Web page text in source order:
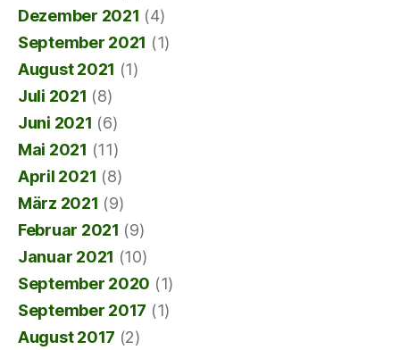
Dezember 2021 (4)
September 2021 (1)
August 2021 (1)
Juli 2021 (8)
Juni 2021 (6)
Mai 2021 (11)
April 2021 (8)
März 2021 (9)
Februar 2021 (9)
Januar 2021 (10)
September 2020 (1)
September 2017 (1)
August 2017 (2)